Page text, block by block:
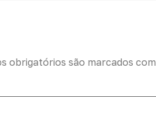
obrigatórios são marcados com